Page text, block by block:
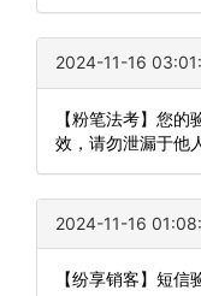
2024-11-16
【粉笔法考】您
效，请勿泄漏于他
2024-11-16
【纷享销客】短